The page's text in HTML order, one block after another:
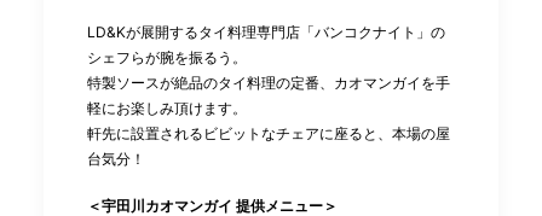
LD&Kが展開するタイ料理専門店「バンコクナイト」の
シェフらが腕を振るう。
特製ソースが絶品のタイ料理の定番、カオマンガイを手
軽にお楽しみ頂けます。
軒先に設置されるビビットなチェアに座ると、本場の屋
台気分！
＜宇田川カオマンガイ 提供メニュー＞